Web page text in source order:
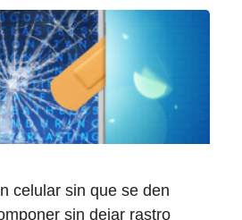
celular sin que se den
sin dejar rastro